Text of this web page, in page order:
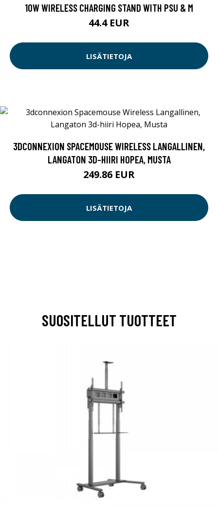
10W WIRELESS CHARGING STAND WITH PSU & M
44.4 EUR
LISÄTIETOJA
3DCONNEXION SPACEMOUSE WIRELESS LANGALLINEN,
LANGATON 3D-HIIRI HOPEA, MUSTA
249.86 EUR
LISÄTIETOJA
SUOSITELLUT TUOTTEET